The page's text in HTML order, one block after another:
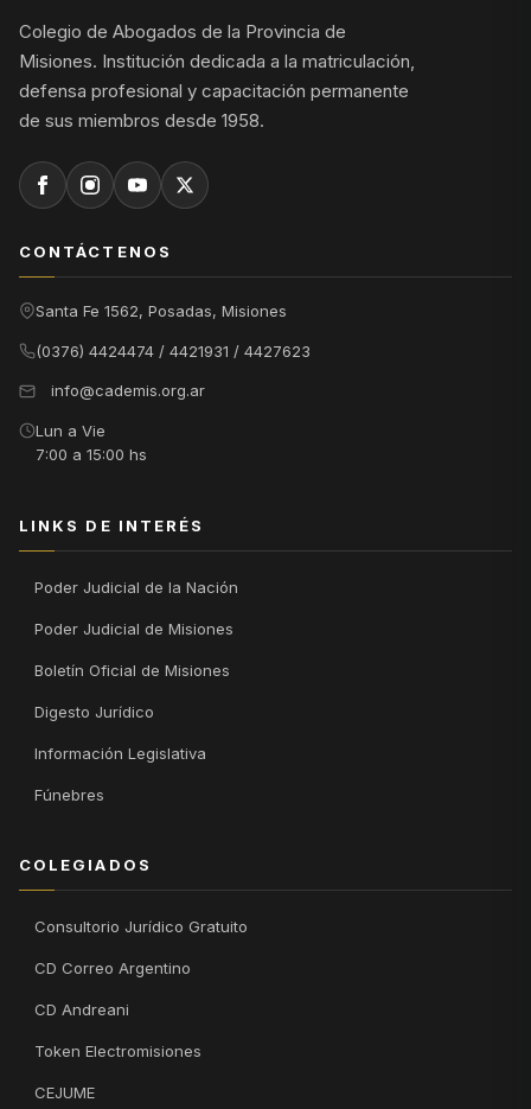
Colegio de Abogados de la Provincia de
Misiones. Institución dedicada a la matriculación,
defensa profesional y capacitación permanente
de sus miembros desde 1958.
CONTÁCTENOS
Santa Fe 1562, Posadas, Misiones
(0376) 4424474 / 4421931 / 4427623
info@cademis.org.ar
Lun a Vie
7:00 a 15:00 hs
LINKS DE INTERÉS
Poder Judicial de la Nación
Poder Judicial de Misiones
Boletín Oficial de Misiones
Digesto Jurídico
Información Legislativa
Fúnebres
COLEGIADOS
Consultorio Jurídico Gratuito
CD Correo Argentino
CD Andreani
Token Electromisiones
CEJUME